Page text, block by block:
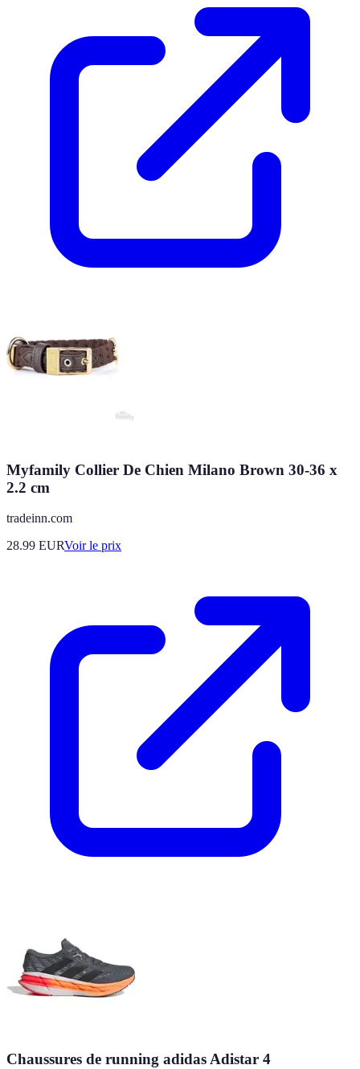
Myfamily Collier De Chien Milano Brown 30-36 x
2.2 cm
tradeinn.com
28.99 EURVoir le prix
Chaussures de running adidas Adistar 4